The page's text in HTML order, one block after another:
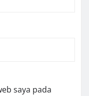
saya pada